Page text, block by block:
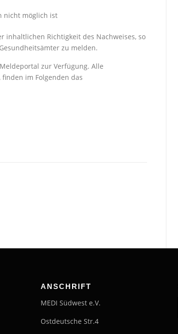
nicht möglich ist
inhaltlichen Richtigkeit des Nachweises, so
zu melden.
zur Verfügung. Alle
im Folgenden das
ANSCHRIFT
MEDI Südwest e.V.
Ostdeutsche Str.4